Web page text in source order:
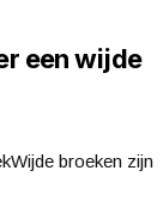
een wijde
broeken zijn